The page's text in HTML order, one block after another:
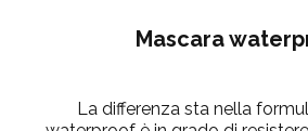
Mascara
La differenza sta nella